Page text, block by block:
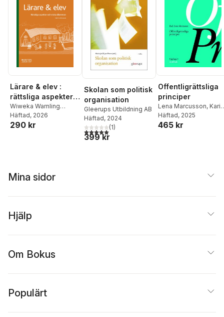
Jerfsten
Sandra Lund
Daniel Nordholm,
Anette Olin Almqvist
Jan Perselli , Anna
Rantala
Malin
Rönnqvist
Susanne
Sahlin,Monica
Sjöstrand,Pia Skott
Mårten Sohlberg,
Magnus Stark
Maria
Styf,Nina Svensson,
Katina Thelin,Lars
Torin ,Anna Unné, Malin
Österlind,Anna Östlin
Brismark
Lärare & elev :
rättsliga aspekter
och etiska
dilemman
Wiweka Warnling
Conradson,Lena
Sandström
Häftad, 2026
290 kr
Skolan som politisk
organisation
Gleerups Utbildning AB
Häftad, 2024
5,0utav 5 stjärnor. Totalt antal röster:
(1)
399 kr
Offentligrättsliga
principer
Lena Marcusson, Karin
Åhman, Jane Reichel
Fredrik Sterzel
Häftad, 2025
465 kr
Mina sidor
Hjälp
Om Bokus
Populärt